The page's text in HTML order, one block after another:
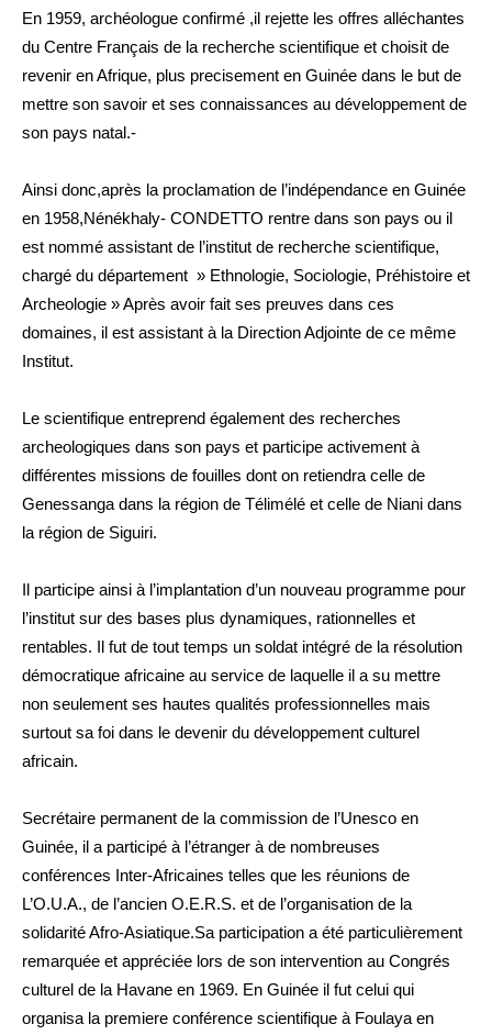
En 1959, archéologue confirmé ,il rejette les offres alléchantes
du Centre Français de la recherche scientifique et choisit de
revenir en Afrique, plus precisement en Guinée dans le but de
mettre son savoir et ses connaissances au développement de
son pays natal.-
Ainsi donc,après la proclamation de l’indépendance en Guinée
en 1958,Nénékhaly- CONDETTO rentre dans son pays ou il
est nommé assistant de l’institut de recherche scientifique,
chargé du département » Ethnologie, Sociologie, Préhistoire et
Archeologie » Après avoir fait ses preuves dans ces
domaines, il est assistant à la Direction Adjointe de ce même
Institut.
Le scientifique entreprend également des recherches
archeologiques dans son pays et participe activement à
différentes missions de fouilles dont on retiendra celle de
Genessanga dans la région de Télimélé et celle de Niani dans
la région de Siguiri.
Il participe ainsi à l’implantation d’un nouveau programme pour
l’institut sur des bases plus dynamiques, rationnelles et
rentables. Il fut de tout temps un soldat intégré de la résolution
démocratique africaine au service de laquelle il a su mettre
non seulement ses hautes qualités professionnelles mais
surtout sa foi dans le devenir du développement culturel
africain.
Secrétaire permanent de la commission de l’Unesco en
Guinée, il a participé à l’étranger à de nombreuses
conférences Inter-Africaines telles que les réunions de
L’O.U.A., de l’ancien O.E.R.S. et de l’organisation de la
solidarité Afro-Asiatique.Sa participation a été particulièrement
remarquée et appréciée lors de son intervention au Congrés
culturel de la Havane en 1969. En Guinée il fut celui qui
organisa la premiere conférence scientifique à Foulaya en